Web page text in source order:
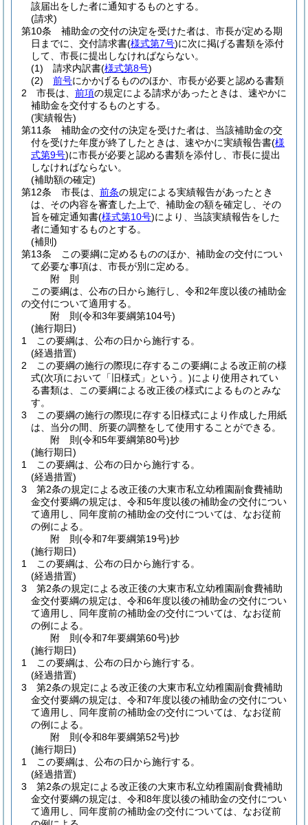
該届出をした者に通知するものとする。
(請求)
第10条
補助金の交付の決定を受けた者は、市長が定める期
日までに、交付請求書(様式第7号)に次に掲げる書類を添付
して、市長に提出しなければならない。
(1)
請求内訳書(様式第8号)
(2)
前号にかかげるもののほか、市長が必要と認める書類
2
市長は、 前項の規定による請求があったときは、速やかに
補助金を交付するものとする。
(実績報告)
第11条
補助金の交付の決定を受けた者は、当該補助金の交
付を受けた年度が終了したときは、速やかに実績報告書(様
式第9号)に市長が必要と認める書類を添付し、市長に提出
しなければならない。
(補助額の確定)
第12条
市長は、 前条の規定による実績報告があったとき
は、その内容を審査した上で、補助金の額を確定し、その
旨を確定通知書(様式第10号)により、当該実績報告をした
者に通知するものとする。
(補則)
第13条
この要綱に定めるもののほか、補助金の交付につい
て必要な事項は、市長が別に定める。
附 則
この要綱は、公布の日から施行し、令和2年度以後の補助金
の交付について適用する。
附 則(令和3年要綱第104号)
(施行期日)
1
この要綱は、公布の日から施行する。
(経過措置)
2
この要綱の施行の際現に存するこの要綱による改正前の様
式(次項において「旧様式」という。)により使用されてい
る書類は、この要綱による改正後の様式によるものとみな
す。
3
この要綱の施行の際現に存する旧様式により作成した用紙
は、当分の間、所要の調整をして使用することができる。
附 則(令和5年要綱第80号)抄
(施行期日)
1
この要綱は、公布の日から施行する。
(経過措置)
3
第2条の規定による改正後の大東市私立幼稚園副食費補助
金交付要綱の規定は、令和5年度以後の補助金の交付につい
て適用し、同年度前の補助金の交付については、なお従前
の例による。
附 則(令和7年要綱第19号)抄
(施行期日)
1
この要綱は、公布の日から施行する。
(経過措置)
3
第2条の規定による改正後の大東市私立幼稚園副食費補助
金交付要綱の規定は、令和6年度以後の補助金の交付につい
て適用し、同年度前の補助金の交付については、なお従前
の例による。
附 則(令和7年要綱第60号)抄
(施行期日)
1
この要綱は、公布の日から施行する。
(経過措置)
3
第2条の規定による改正後の大東市私立幼稚園副食費補助
金交付要綱の規定は、令和7年度以後の補助金の交付につい
て適用し、同年度前の補助金の交付については、なお従前
の例による。
附 則(令和8年要綱第52号)抄
(施行期日)
1
この要綱は、公布の日から施行する。
(経過措置)
3
第2条の規定による改正後の大東市私立幼稚園副食費補助
金交付要綱の規定は、令和8年度以後の補助金の交付につい
て適用し、同年度前の補助金の交付については、なお従前